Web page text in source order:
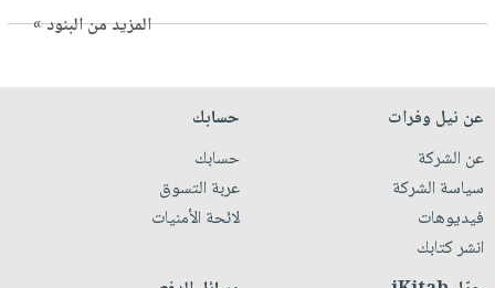
المزيد من البنود »
عن نيل وفرات
عن الشركة
سياسة الشركة
فيديوهات
انشر كتابك
حسابك
حسابك
عربة التسوق
لائحة الأمنيات